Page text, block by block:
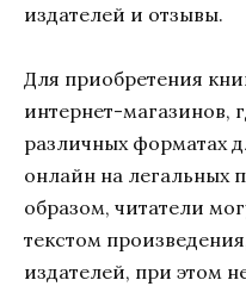
издателей и отзывы.
Для приобретения
интернет-магазинов,
различных форматах
онлайн на легальных
образом, читатели
текстом
издателей, при этом